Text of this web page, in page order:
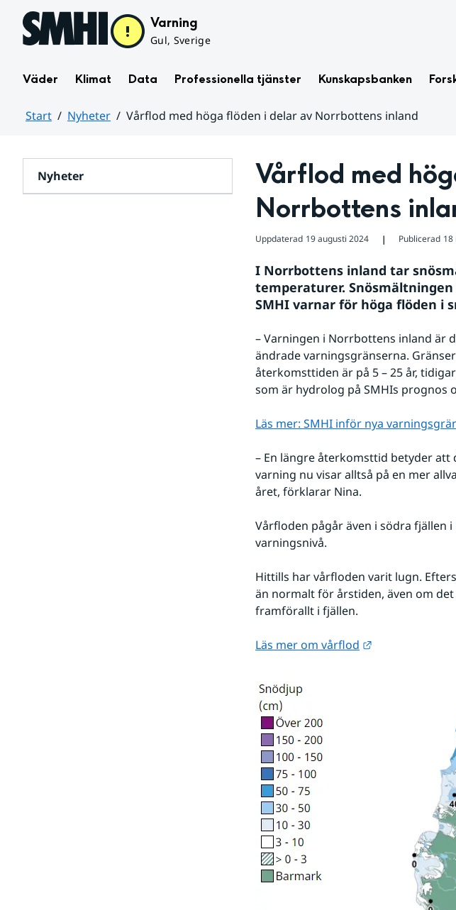
Hoppa till sidans innehåll Varning
Gul, Sverige
Väder Klimat Data Professionella tjänster Kunskapsbanken
Start Nyheter
Vårflod med höga flöden i delar av Norrbottens inland
Nyheter
Vårflod med
Norrbottens
Uppdaterad 19 augusti 2024 ❘ Publicerad 18
I Norrbottens inland tar
temperaturer.
SMHI varnar för höga flöden i
– Varningen i Norrbottens inland är
ändrade varningsgränserna.
återkomsttiden är på 5 – 25 år,
som är hydrolog på SMHIs prognos
Läs mer: SMHI inför nya
– En längre återkomsttid betyder att
varning nu visar alltså på en mer
året, förklarar Nina.
Vårfloden pågår även i södra fjällen
varningsnivå.
Hittills har vårfloden varit lugn.
än normalt för årstiden, även om
framförallt i fjällen.
Läs mer om vårflod
Länk till annan